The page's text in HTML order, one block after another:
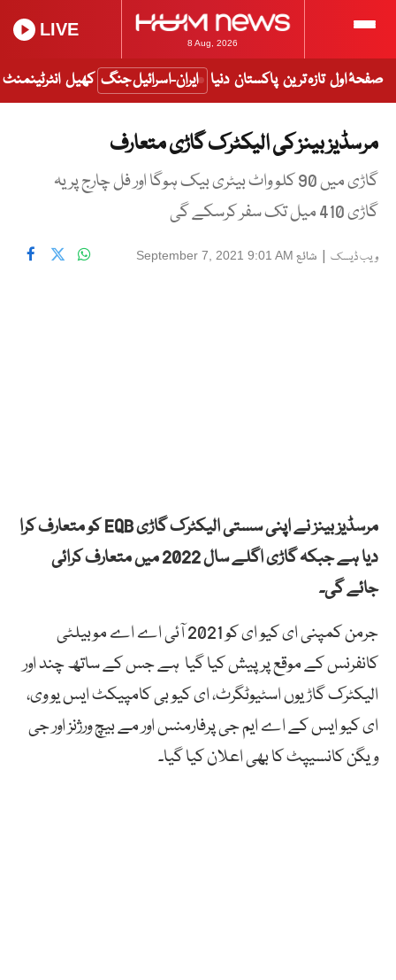
8 Aug, 2026
LIVE
صفحۂ اول تازہ ترین پاکستان دنیا ایران-اسرائیل جنگ کھیل انٹرٹینمنٹ
مرسڈیز بینز کی الیکٹرک گاڑی متعارف
گاڑی میں 90 کلو واٹ بیٹری بیک ہوگا اور فل چارج پر یہ
گاڑی 410 میل تک سفر کرسکے گی
ویب ڈیسک | شائع September 7, 2021 9:01 AM
مرسڈیز بینز نے اپنی سستی الیکٹرک گاڑی EQB کو متعارف کرا
دیا ہے جبکہ گاڑی اگلے سال 2022 میں متعارف کرائی
جائے گی۔
جرمن کمپنی ای کیو ای کو 2021 آئی اے اے موبیلٹی
کانفرنس کے موقع پر پیش کیا گیا ہے جس کے ساتھ چند اور
الیکٹرک گاڑیوں اسٹیوٹگرٹ، ای کیو بی کامپیکٹ ایس یو وی،
ای کیو ایس کے اے ایم جی پرفارمنس اور مے بیچ ورژنز اور جی
ویگن کانسیپٹ کا بھی اعلان کیا گیا۔